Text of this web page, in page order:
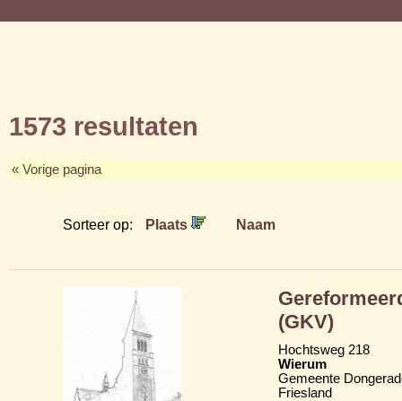
1573 resultaten
« Vorige pagina
Sorteer op: Plaats Naam
(GKV)
Hochtsweg 218
Wierum
Gemeente
Friesland